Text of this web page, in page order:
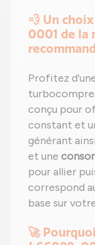
💨 Un
0001 de la
Profitez
conçu pour
constant et
générant
et une
pour allier
correspond
base sur
🚀